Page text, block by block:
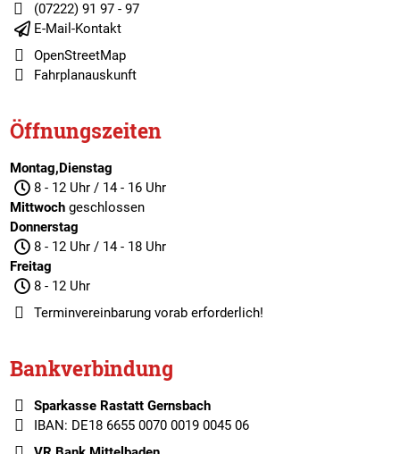
(07222) 91 97 - 97
E-Mail-Kontakt
OpenStreetMap
Fahrplanauskunft
Öffnungszeiten
Montag,Dienstag
8 - 12 Uhr / 14 - 16 Uhr
Mittwochgeschlossen
Donnerstag
8 - 12 Uhr / 14 - 18 Uhr
Freitag
8 - 12 Uhr
Terminvereinbarungvorab erforderlich!
Bankverbindung
Sparkasse Rastatt Gernsbach
IBAN: DE18 6655 0070 0019 0045 06